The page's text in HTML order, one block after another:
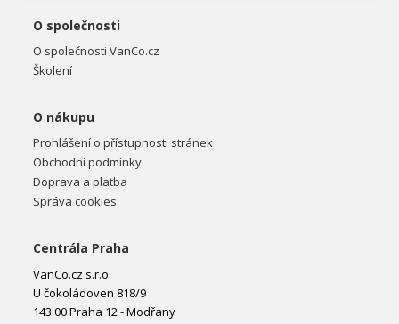
O společnosti
O společnosti VanCo.cz
Školení
O nákupu
Prohlášení o přístupnosti stránek
Obchodní podmínky
Doprava a platba
Správa cookies
Centrála Praha
VanCo.cz s.r.o.
U čokoládoven 818/9
143 00 Praha 12 - Modřany